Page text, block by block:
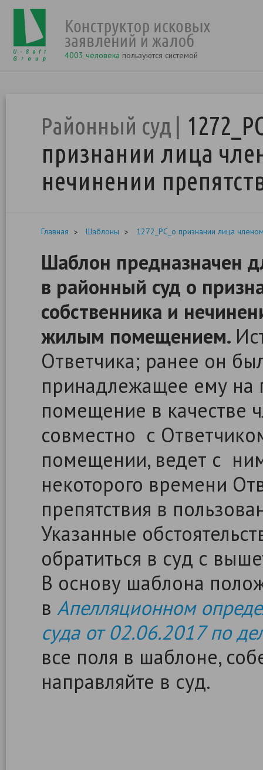
4003 человека пользуются системой
Районный суд
признании лица
нечинении
Главная Шаблоны 1272_РС_о признании лица
Шаблон предназначен
в районный суд о
собственника и
жилым помещением.
Ответчика; ранее он
принадлежащее ему на
помещение в качестве
совместно с
помещении, ведет с
некоторого времени
препятствия в
Указанные
обратиться в суд с
В основу шаблона
в Апелляционном
суда от 02.06.2017 по
все поля в шаблоне,
направляйте в суд.